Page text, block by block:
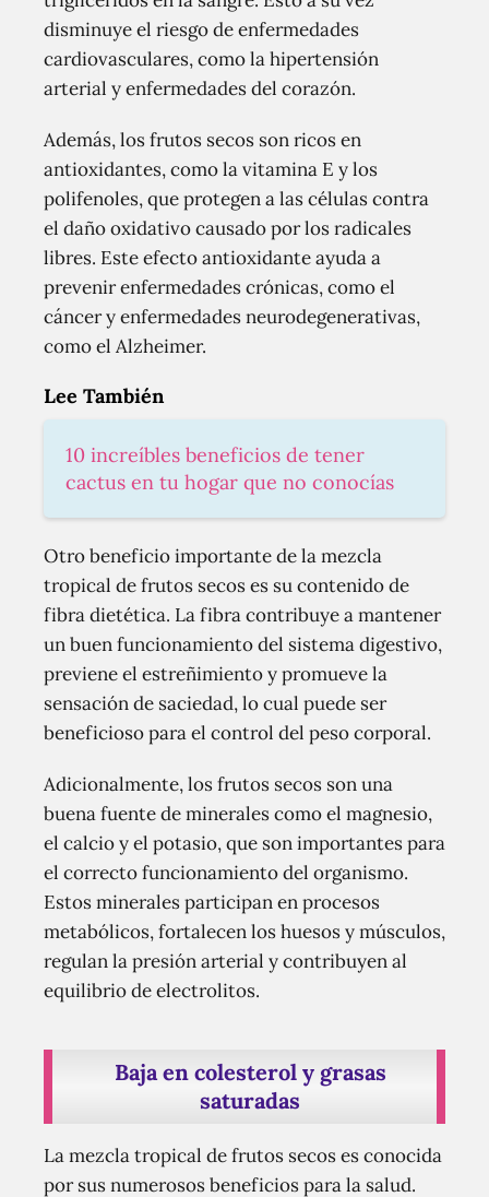
disminuye el riesgo de enfermedades
cardiovasculares, como la hipertensión
arterial y enfermedades del corazón.
Además, los frutos secos son ricos en
antioxidantes, como la vitamina E y los
polifenoles, que protegen a las células contra
el daño oxidativo causado por los radicales
libres. Este efecto antioxidante ayuda a
prevenir enfermedades crónicas, como el
cáncer y enfermedades neurodegenerativas,
como el Alzheimer.
Lee También
10 increíbles beneficios de tener
cactus en tu hogar que no conocías
Otro beneficio importante de la mezcla
tropical de frutos secos es su contenido de
fibra dietética. La fibra contribuye a mantener
un buen funcionamiento del sistema digestivo,
previene el estreñimiento y promueve la
sensación de saciedad, lo cual puede ser
beneficioso para el control del peso corporal.
Adicionalmente, los frutos secos son una
buena fuente de minerales como el magnesio,
el calcio y el potasio, que son importantes para
el correcto funcionamiento del organismo.
Estos minerales participan en procesos
metabólicos, fortalecen los huesos y músculos,
regulan la presión arterial y contribuyen al
equilibrio de electrolitos.
Baja en colesterol y grasas
saturadas
La mezcla tropical de frutos secos es conocida
por sus numerosos beneficios para la salud.